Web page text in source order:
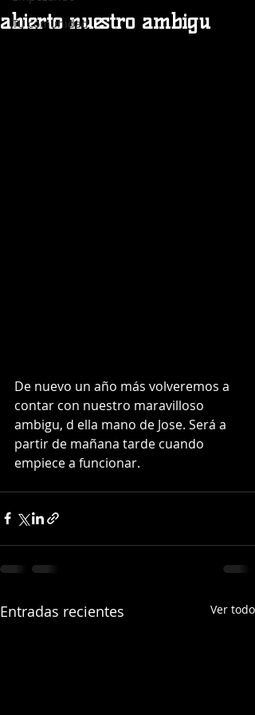
Tu comunidad
abierto nuestro ambigu
De nuevo un año más volveremos a
contar con nuestro maravilloso
ambigu, d ella mano de Jose. Será a
partir de mañana tarde cuando
empiece a funcionar.
Entradas recientes Ver todo